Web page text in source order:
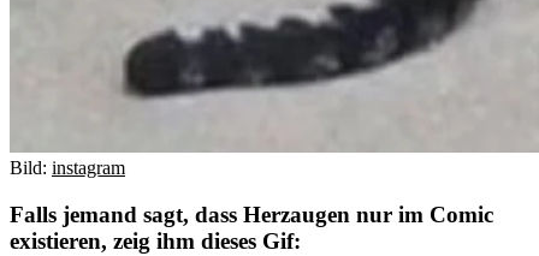
Bild: instagram
Falls jemand sagt, dass Herzaugen nur im Comic
existieren, zeig ihm dieses Gif: